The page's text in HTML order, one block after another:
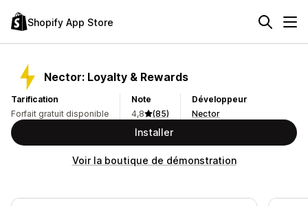
Shopify App Store
Nector: Loyalty & Rewards
Tarification
Forfait gratuit disponible
Note
4,8
(85)
Développeur
Nector
Installer
Voir la boutique de démonstration